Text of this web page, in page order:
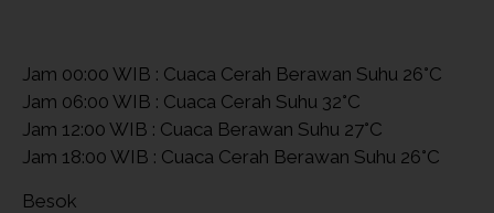
Jam 00:00 WIB : Cuaca Cerah Berawan Suhu 26°C
Jam 06:00 WIB : Cuaca Cerah Suhu 32°C
Jam 12:00 WIB : Cuaca Berawan Suhu 27°C
Jam 18:00 WIB : Cuaca Cerah Berawan Suhu 26°C
Besok